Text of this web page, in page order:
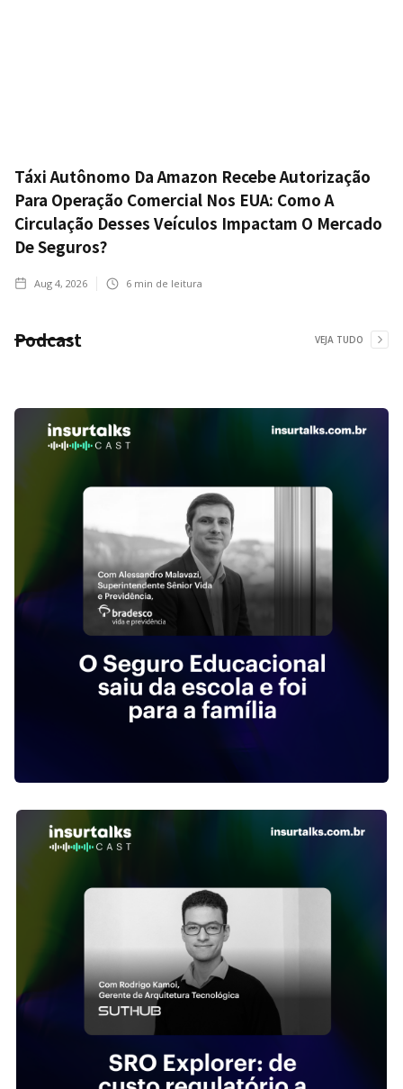
Táxi Autônomo Da Amazon Recebe Autorização
Para Operação Comercial Nos EUA: Como A
Circulação Desses Veículos Impactam O Mercado
De Seguros?
Aug 4, 2026 6 min de leitura
Podcast VEJA TUDO